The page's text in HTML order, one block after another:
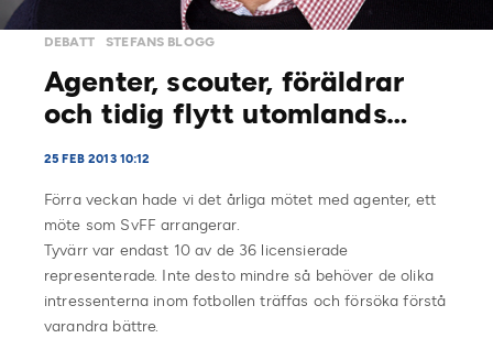
DEBATT STEFANS BLOGG
Agenter, scouter, föräldrar
och tidig flytt utomlands…
25 FEB 2013 10:12
Förra veckan hade vi det årliga mötet med agenter, ett
möte som SvFF arrangerar.
Tyvärr var endast 10 av de 36 licensierade
representerade. Inte desto mindre så behöver de olika
intressenterna inom fotbollen träffas och försöka förstå
varandra bättre.